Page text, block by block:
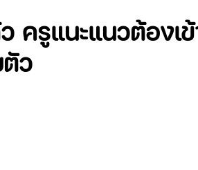
ครูแนะแนวต้องเ
ว